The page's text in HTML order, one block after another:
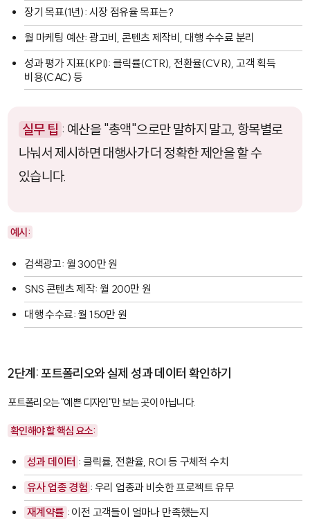
장기 목표(1년): 시장 점유율 목표는?
월 마케팅 예산: 광고비, 콘텐츠 제작비, 대행 수수료 분리
성과 평가 지표(KPI): 클릭률(CTR), 전환율(CVR), 고객 획득
비용(CAC) 등
실무 팁 : 예산을 "총액"으로만 말하지 말고, 항목별로
나눠서 제시하면 대행사가 더 정확한 제안을 할 수
있습니다.
예시:
검색광고: 월 300만 원
SNS 콘텐츠 제작: 월 200만 원
대행 수수료: 월 150만 원
2단계: 포트폴리오와 실제 성과 데이터 확인하기
포트폴리오는 "예쁜 디자인"만 보는 곳이 아닙니다.
확인해야 할 핵심 요소:
성과 데이터 : 클릭률, 전환율, ROI 등 구체적 수치
유사 업종 경험 : 우리 업종과 비슷한 프로젝트 유무
재계약률 : 이전 고객들이 얼마나 만족했는지